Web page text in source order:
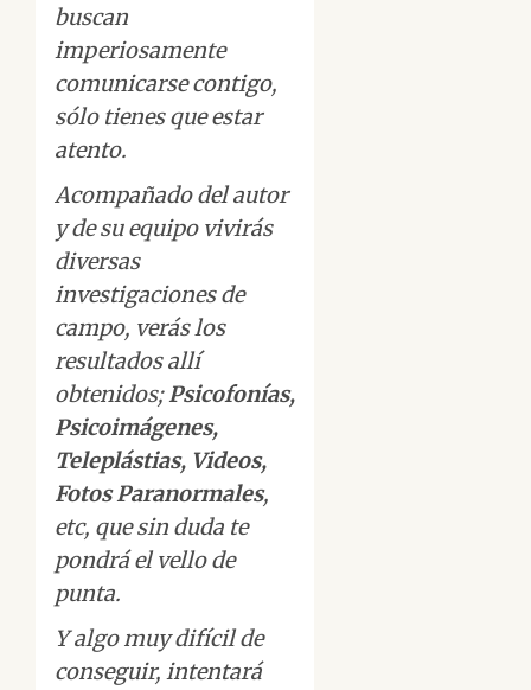
buscan
imperiosamente
comunicarse contigo,
sólo tienes que estar
atento.
Acompañado del autor
y de su equipo vivirás
diversas
investigaciones de
campo, verás los
resultados allí
obtenidos;Psicofonías,
Psicoimágenes,
Teleplástias, Videos,
Fotos Paranormales,
etc, que sin duda te
pondrá el vello de
punta.
Y algo muy difícil de
conseguir, intentará